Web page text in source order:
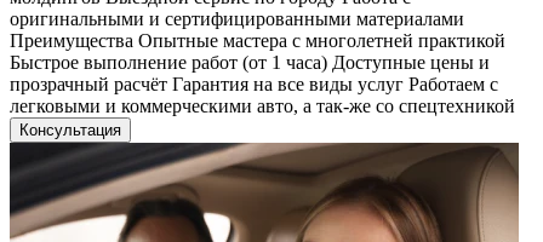
оригинальными и сертифицированными материалами
Преимущества Опытные мастера с многолетней практикой
Быстрое выполнение работ (от 1 часа) Доступные цены и
прозрачный расчёт Гарантия на все виды услуг Работаем с
легковыми и коммерческими авто, а так-же со спецтехникой
Консультация